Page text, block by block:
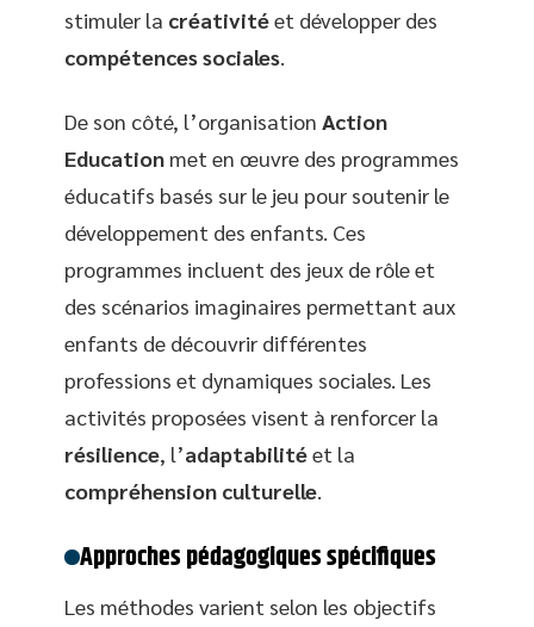
stimuler la créativitéet développer des
compétences sociales.
De son côté, l’organisation Action
Education met en œuvre des programmes
éducatifs basés sur le jeu pour soutenir le
développement des enfants. Ces
programmes incluent des jeux de rôle et
des scénarios imaginaires permettant aux
enfants de découvrir différentes
professions et dynamiques sociales. Les
activités proposées visent à renforcer la
résilience, l’adaptabilitéet la
compréhension culturelle
Approches pédagogiques spécifiques
Les méthodes varient selon les objectifs